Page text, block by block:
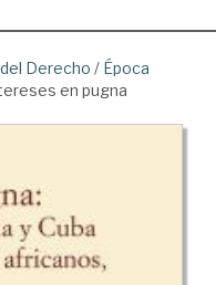
Derecho / Época
en pugna